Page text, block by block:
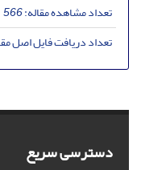
تعداد مشاهده مقاله:566
تعداد دریافت فایل اصل
دسترسی سریع